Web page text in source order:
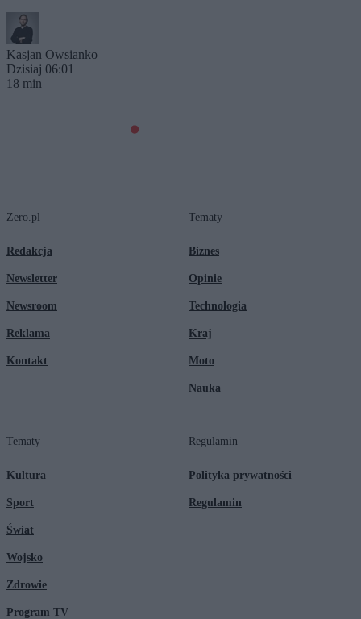
Kasjan Owsianko
Dzisiaj 06:01
18 min
Zero.pl
Redakcja
Newsletter
Newsroom
Reklama
Kontakt
Tematy
Biznes
Opinie
Technologia
Kraj
Moto
Nauka
Tematy
Kultura
Sport
Świat
Wojsko
Zdrowie
Program TV
Regulamin
Polityka prywatności
Regulamin